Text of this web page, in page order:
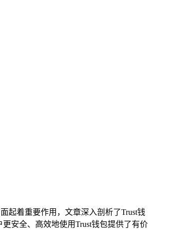
起着重要作用，文章深入剖析了Trust钱
安全、高效地使用Trust钱包提供了有价